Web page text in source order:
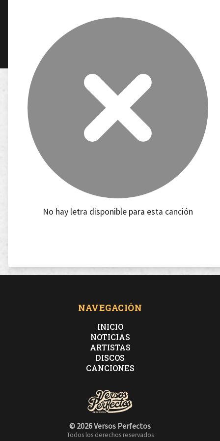
No hay letra disponible para esta canción
NAVEGACIÓN
INICIO
NOTICIAS
ARTISTAS
DISCOS
CANCIONES
© 2026 Versos Perfectos
Todos los derechos reservados